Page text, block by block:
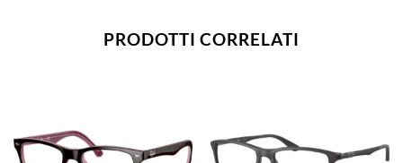
PRODOTTI CORRELATI